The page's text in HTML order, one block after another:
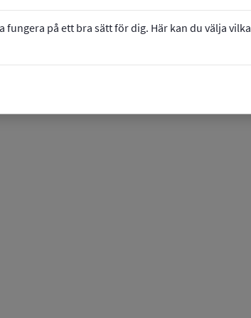
på ett bra sätt för dig. Här kan du välja vilka